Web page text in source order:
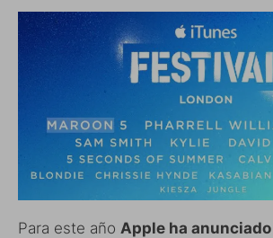
Para este año Apple ha anunciado